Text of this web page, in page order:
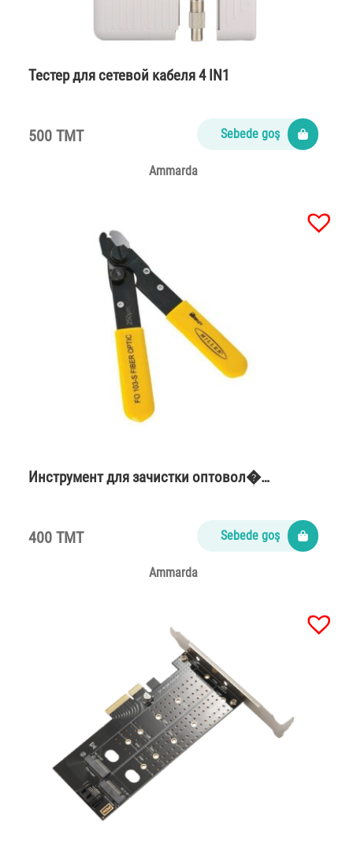
Тестер для сетевой кабеля 4 IN1
500 TMT Sebede goş
Ammarda
Инструмент для зачистки оптовол�…
400 TMT Sebede goş
Ammarda